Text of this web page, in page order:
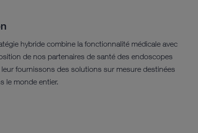
hybride combine la fonctionnalité médicale avec
de nos partenaires de santé des endoscopes
fournissons des solutions sur mesure destinées
le monde entier.